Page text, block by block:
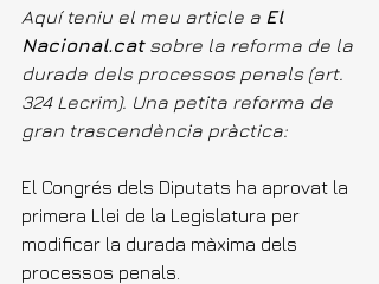
Aquí teniu el meu article a El
Nacional.cat sobre la reforma de la
durada dels processos penals (art.
324 Lecrim). Una petita reforma de
gran trascendència pràctica:
El Congrés dels Diputats ha aprovat la
primera Llei de la Legislatura per
modificar la durada màxima dels
processos penals.